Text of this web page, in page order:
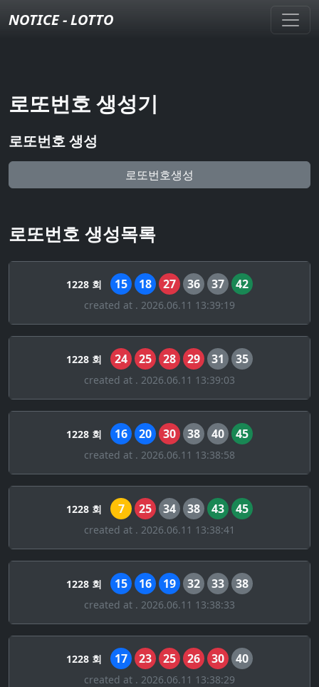
NOTICE - LOTTO
로또번호 생성기
로또번호 생성
로또번호생성
로또번호 생성목록
1228 회 15 18 27 36 37 42
created at . 2026.06.11 13:39:19
1228 회 24 25 28 29 31 35
created at . 2026.06.11 13:39:03
1228 회 16 20 30 38 40 45
created at . 2026.06.11 13:38:58
1228 회 7 25 34 38 43 45
created at . 2026.06.11 13:38:41
1228 회 15 16 19 32 33 38
created at . 2026.06.11 13:38:33
1228 회 17 23 25 26 30 40
created at . 2026.06.11 13:38:29